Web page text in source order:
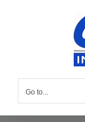
Go to...